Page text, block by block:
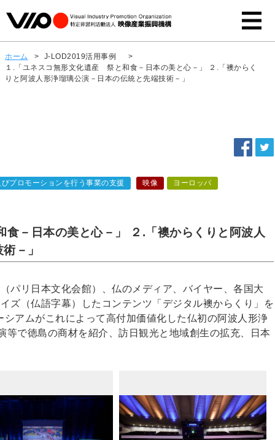
ホーム > J-LOD2019活用事例
>
１.「ユネスコ無形文化遺産 祭と和食－日本の美と心－」 ２.「襖からく
りと阿波人形浄瑠璃公演－日本の伝統と先端技術－」
プロモーションを行う事業の支援 映像 ヨーロッパ
－日本の美と心－」 ２.「襖からくりと阿波人
－」
パリ日本文化会館）、仏のメディア、バイヤー、各国大
ズ（仏語字幕）したコンテンツ「デジタル襖からくり」を
アムがこれによって高付加価値化した仏初の阿波人形浄
で徳島の商材を紹介、訪日観光と地域創生の拡充、日本